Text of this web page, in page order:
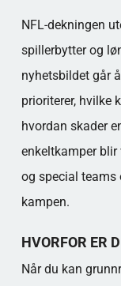
NFL-dekningen
spillerbytter og
nyhetsbildet går
prioriterer, hvilke
hvordan skader
enkeltkamper
og special
kampen.
HVORFOR ER
Når du kan